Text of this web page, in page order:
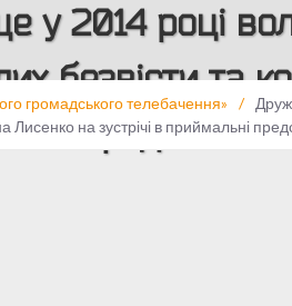
у 2014 році
безвісти та
громадського телебачення» /
Лисенко на зустрічі в приймальні